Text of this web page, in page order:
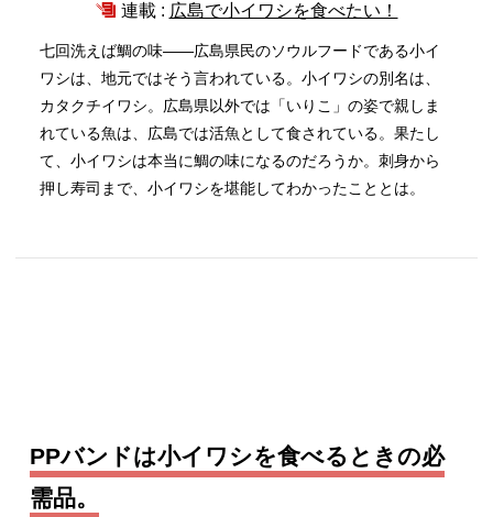
連載 : 広島で小イワシを食べたい！
七回洗えば鯛の味――広島県民のソウルフードである小イ
ワシは、地元ではそう言われている。小イワシの別名は、
カタクチイワシ。広島県以外では「いりこ」の姿で親しま
れている魚は、広島では活魚として食されている。果たし
て、小イワシは本当に鯛の味になるのだろうか。刺身から
押し寿司まで、小イワシを堪能してわかったこととは。
PPバンドは小イワシを食べるときの必
需品。